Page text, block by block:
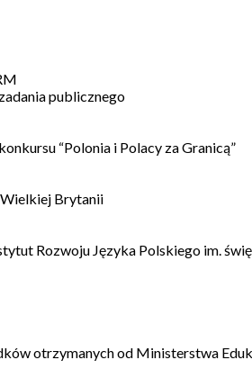
publicznego
“Polonia i Polacy za Granicą”
Brytanii
Rozwoju Języka Polskiego im.
otrzymanych od Ministerstwa